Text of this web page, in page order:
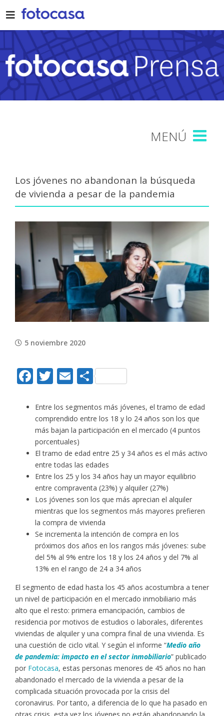
to
content
Los jóvenes no abandonan la búsqueda
de vivienda a pesar de la pandemia
Larger
Image
5 noviembre 2020
Facebook
Twitter
EmailCompartir
Entre los segmentos más jóvenes, el tramo de edad
comprendido entre los 18 y lo 24 años son los que
más bajan la participación en el mercado (4 puntos
porcentuales)
El tramo de edad entre 25 y 34 años es el más activo
entre todas las edades
Entre los 25 y los 34 años hay un mayor equilibrio
entre compraventa (23%) y alquiler (27%)
Los jóvenes son los que más aprecian el alquiler
mientras que los segmentos más mayores prefieren
la compra de vivienda
Se incrementa la intención de compra en los
próximos dos años en los rangos más jóvenes: sube
del 5% al 9% entre los 18 y los 24 años y del 7% al
13% en el rango de 24 a 34 años
El segmento de edad hasta los 45 años acostumbra a tener
un nivel de participación en el mercado inmobiliario más
alto que el resto: primera emancipación, cambios de
residencia por motivos de estudios o laborales, diferentes
viviendas de alquiler y una compra final de una vivienda. Es
una cuestión de ciclo vital. Y según el informe “Medio año
de pandemia: impacto en el sector inmobiliario” publicado
por Fotocasa, estas personas menores de 45 años no han
abandonado el mercado de la vivienda a pesar de la
complicada situación provocada por la crisis del
coronavirus. Por tanto, a diferencia de lo que ha pasado en
otras crisis, esta vez los jóvenes no están abandonando la